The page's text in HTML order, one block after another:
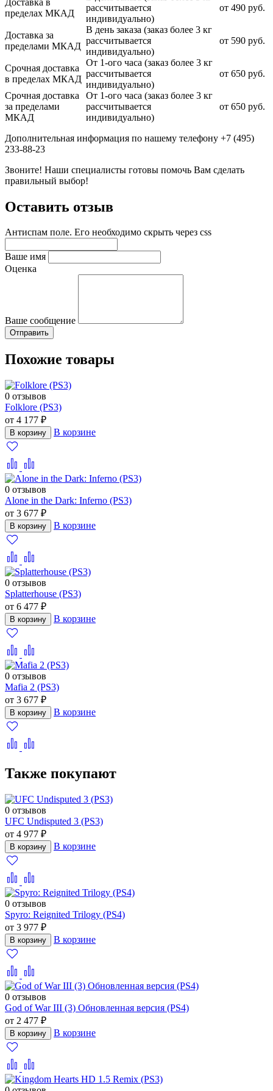
пределах МКАД
рассчитывается
индивидуально)
от 490 руб.
Доставка за
пределами МКАД
В день заказа (заказ более 3 кг
рассчитывается
индивидуально)
от 590 руб.
Срочная доставка
в пределах МКАД
От 1-ого часа (заказ более 3 кг
рассчитывается
индивидуально)
от 650 руб.
Срочная доставка
за пределами
МКАД
От 1-ого часа (заказ более 3 кг
рассчитывается
индивидуально)
от 650 руб.
Дополнительная информация по нашему телефону +7 (495)
233-88-23
Звоните! Наши специалисты готовы помочь Вам сделать
правильный выбор!
Оставить отзыв
Антиспам поле. Его необходимо скрыть через css
Ваше имя
Оценка
Ваше сообщение
Похожие товары
0 отзывов
Folklore (PS3)
от 4 177 ₽
В корзину В корзине
0 отзывов
Alone in the Dark: Inferno (PS3)
от 3 677 ₽
В корзину В корзине
0 отзывов
Splatterhouse (PS3)
от 6 477 ₽
В корзину В корзине
0 отзывов
Mafia 2 (PS3)
от 3 677 ₽
В корзину В корзине
Также покупают
0 отзывов
UFC Undisputed 3 (PS3)
от 4 977 ₽
В корзину В корзине
0 отзывов
Spyro: Reignited Trilogy (PS4)
от 3 977 ₽
В корзину В корзине
0 отзывов
God of War III (3) Обновленная версия (PS4)
от 2 477 ₽
В корзину В корзине